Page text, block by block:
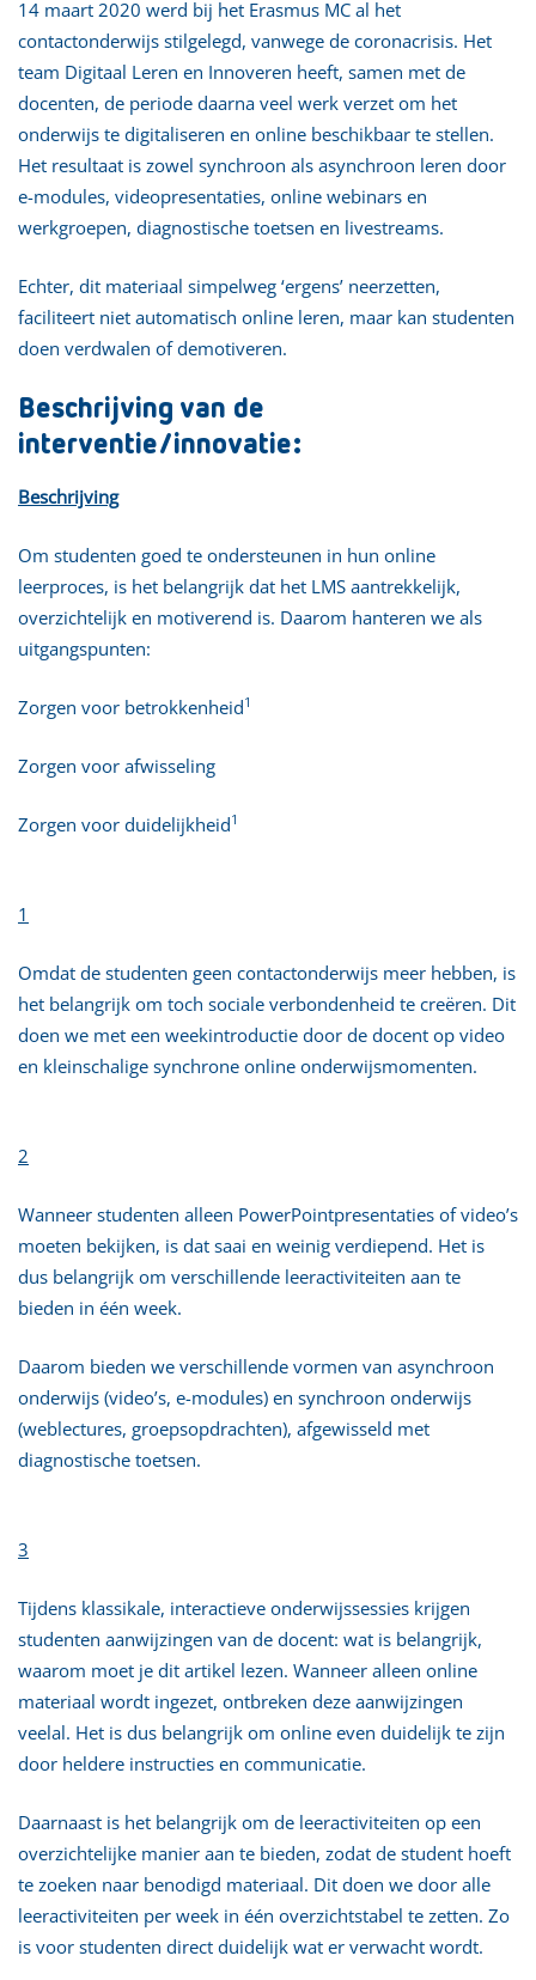
14 maart 2020 werd bij het Erasmus MC al het
contactonderwijs stilgelegd, vanwege de coronacrisis. Het
team Digitaal Leren en Innoveren heeft, samen met de
docenten, de periode daarna veel werk verzet om het
onderwijs te digitaliseren en online beschikbaar te stellen.
Het resultaat is zowel synchroon als asynchroon leren door
e-modules, videopresentaties, online webinars en
werkgroepen, diagnostische toetsen en livestreams.
Echter, dit materiaal simpelweg ‘ergens’ neerzetten,
faciliteert niet automatisch online leren, maar kan studenten
doen verdwalen of demotiveren.
Beschrijving van de
interventie/innovatie:
Beschrijving
Om studenten goed te ondersteunen in hun online
leerproces, is het belangrijk dat het LMS aantrekkelijk,
overzichtelijk en motiverend is. Daarom hanteren we als
uitgangspunten:
Zorgen voor betrokkenheid1
Zorgen voor afwisseling
Zorgen voor duidelijkheid1
1
Omdat de studenten geen contactonderwijs meer hebben, is
het belangrijk om toch sociale verbondenheid te creëren. Dit
doen we met een weekintroductie door de docent op video
en kleinschalige synchrone online onderwijsmomenten.
2
Wanneer studenten alleen PowerPointpresentaties of video’s
moeten bekijken, is dat saai en weinig verdiepend. Het is
dus belangrijk om verschillende leeractiviteiten aan te
bieden in één week.
Daarom bieden we verschillende vormen van asynchroon
onderwijs (video’s, e-modules) en synchroon onderwijs
(weblectures, groepsopdrachten), afgewisseld met
diagnostische toetsen.
3
Tijdens klassikale, interactieve onderwijssessies krijgen
studenten aanwijzingen van de docent: wat is belangrijk,
waarom moet je dit artikel lezen. Wanneer alleen online
materiaal wordt ingezet, ontbreken deze aanwijzingen
veelal. Het is dus belangrijk om online even duidelijk te zijn
door heldere instructies en communicatie.
Daarnaast is het belangrijk om de leeractiviteiten op een
overzichtelijke manier aan te bieden, zodat de student hoeft
te zoeken naar benodigd materiaal. Dit doen we door alle
leeractiviteiten per week in één overzichtstabel te zetten. Zo
is voor studenten direct duidelijk wat er verwacht wordt.